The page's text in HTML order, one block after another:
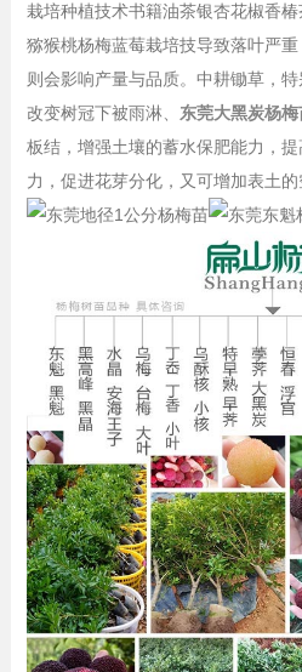
栽培种植技术书籍油茶银杏花椒香
猕猴桃杨梅蓝莓栽培技导致落叶严
则会影响产量与品质。中耕锄草，
改变树冠下被雨淋、 东莞大黑炭杨
板结，增强土壤的蓄水保肥能力，
力，促进花芽分化，又可增加表土的